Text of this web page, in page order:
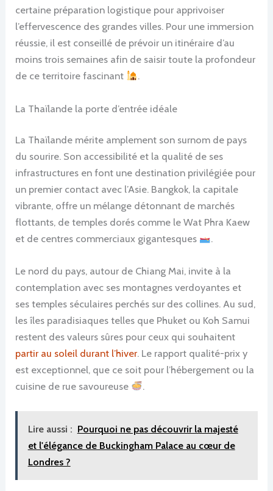
certaine préparation logistique pour apprivoiser
l’effervescence des grandes villes. Pour une immersion
réussie, il est conseillé de prévoir un itinéraire d’au
moins trois semaines afin de saisir toute la profondeur
de ce territoire fascinant
.
La Thaïlande la porte d’entrée idéale
La Thaïlande mérite amplement son surnom de pays
du sourire. Son accessibilité et la qualité de ses
infrastructures en font une destination privilégiée pour
un premier contact avec l’Asie. Bangkok, la capitale
vibrante, offre un mélange détonnant de marchés
flottants, de temples dorés comme le Wat Phra Kaew
et de centres commerciaux gigantesques
.
Le nord du pays, autour de Chiang Mai, invite à la
contemplation avec ses montagnes verdoyantes et
ses temples séculaires perchés sur des collines. Au sud,
les îles paradisiaques telles que Phuket ou Koh Samui
restent des valeurs sûres pour ceux qui souhaitent
partir au soleil durant l’hiver. Le rapport qualité-prix y
est exceptionnel, que ce soit pour l’hébergement ou la
cuisine de rue savoureuse
.
Lire aussi : Pourquoi ne pas découvrir la majesté
et l'élégance de Buckingham Palace au cœur de
Londres ?